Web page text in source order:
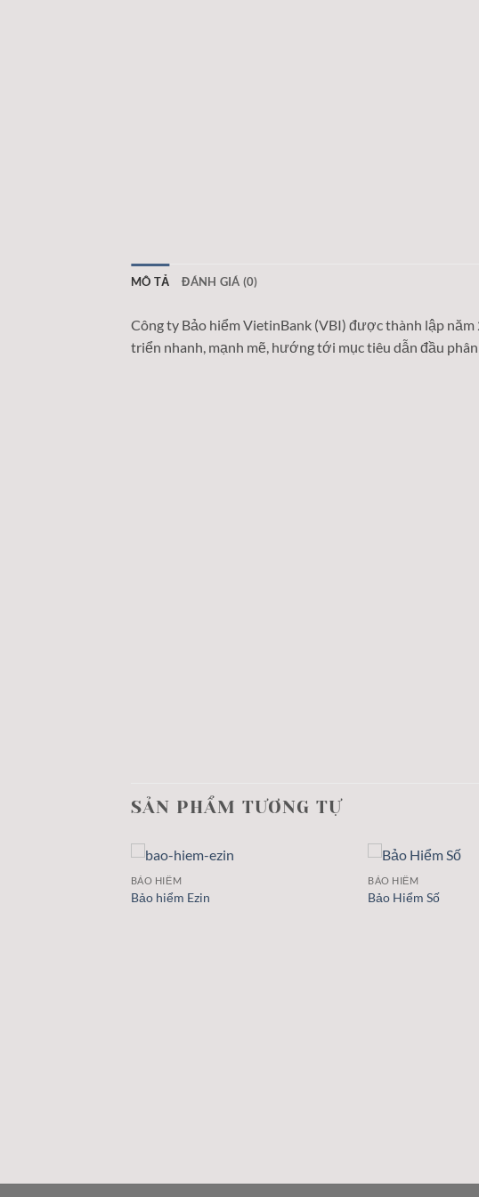
MÔ TẢ ĐÁNH GIÁ (0)
Công ty Bảo hiểm VietinBank (VBI) được thành lập
triển nhanh, mạnh mẽ, hướng tới mục tiêu dẫn đầu
SẢN PHẨM TƯƠNG TỰ
BẢO HIỂM
Bảo hiểm Ezin
BẢO HIỂM
Bảo Hiểm Số